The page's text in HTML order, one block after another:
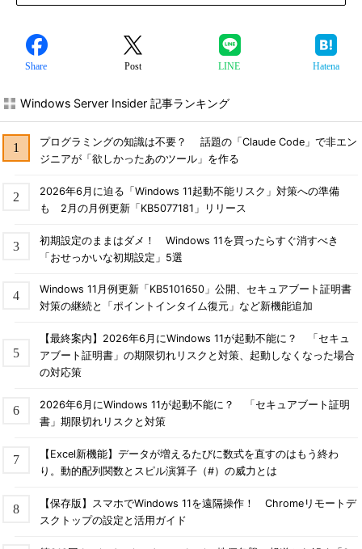
Share Post LINE Hatena
Windows Server Insider 記事ランキング
プログラミングの知識は不要？ 話題の「Claude Code」で非エン
ジニアが「欲しかったあのツール」を作る
2026年6月に迫る「Windows 11起動不能リスク」対策への準備
も 2月の月例更新「KB5077181」リリース
初期設定のままはダメ！ Windows 11を買ったらすぐ消すべき
「おせっかいな初期設定」5選
Windows 11月例更新「KB5101650」公開、セキュアブート証明書
対策の継続と「ポイントインタイム復元」など新機能追加
【最終案内】2026年6月にWindows 11が起動不能に？ 「セキュ
アブート証明書」の期限切れリスクと対策、起動しなくなった場合
の対応策
2026年6月にWindows 11が起動不能に？ 「セキュアブート証明
書」期限切れリスクと対策
【Excel新機能】データが増えるたびに数式を直すのはもう終わ
り。動的配列関数とスピル演算子（#）の威力とは
【保存版】スマホでWindows 11を遠隔操作！ Chromeリモートデ
スクトップの設定と活用ガイド